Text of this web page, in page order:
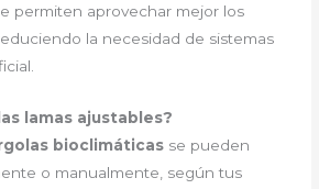
permiten aprovechar mejor los
la necesidad de sistemas
lamas ajustables?
bioclimáticas se pueden
o manualmente, según tus